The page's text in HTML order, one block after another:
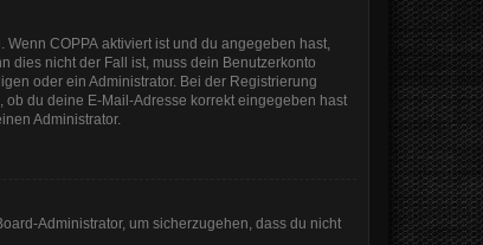
Wenn COPPA aktiviert ist und du angegeben hast,
dies nicht der Fall ist, muss dein Benutzerkonto
oder ein Administrator. Bei der Registrierung
du deine E-Mail-Adresse korrekt eingegeben hast
Administrator.
Administrator, um sicherzugehen, dass du nicht